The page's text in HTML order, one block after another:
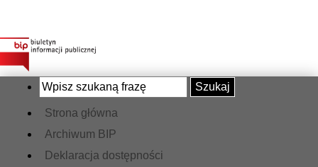
Szukaj
Strona główna
Archiwum BIP
Deklaracja dostępności